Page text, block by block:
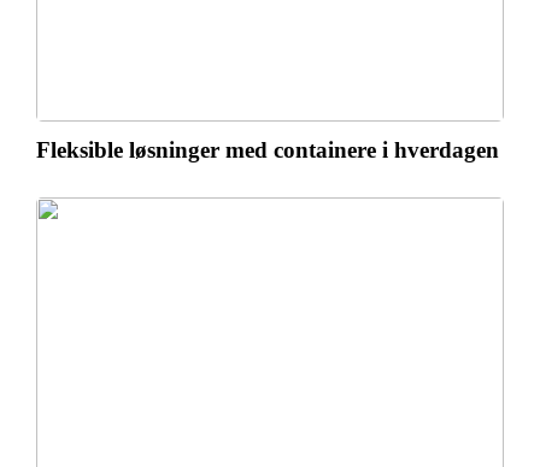
Fleksible løsninger med containere i hverdagen